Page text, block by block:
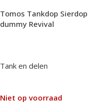
Tomos Tankdop Sierdop
dummy Revival
Tank en delen
Niet op voorraad